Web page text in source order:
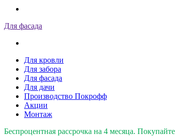
Для фасада
Для кровли
Для забора
Для фасада
Для дачи
Производство Покрофф
Акции
Монтаж
Беспроцентная рассрочка на 4 месяца.